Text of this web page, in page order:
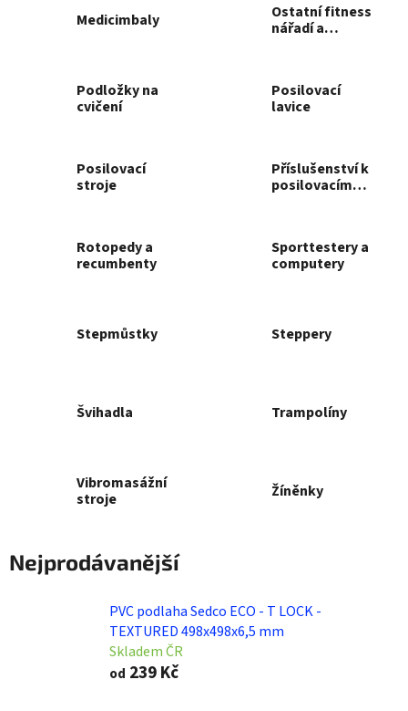
Medicimbaly
Ostatní fitness
nářadí a
Podložky na
cvičení
Posilovací
lavice
Posilovací
stroje
Příslušenství k
posilovacím
Rotopedy a
recumbenty
Sporttestery a
computery
Stepmůstky Steppery
Švihadla Trampolíny
Vibromasážní
stroje
Žíněnky
Nejprodávanější
PVC podlaha Sedco ECO - T LOCK -
TEXTURED 498x498x6,5 mm
Skladem ČR
od 239 Kč